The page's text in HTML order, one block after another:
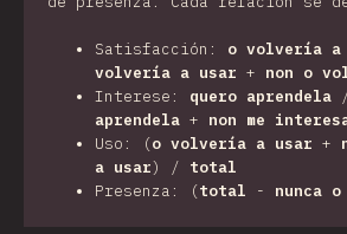
Satisfacción: o volvería a
volvería a usar + non o
Interese: quero aprendela
aprendela + non me
Uso: (o volvería a usar +
a usar) / total
Presenza: (total - nunca